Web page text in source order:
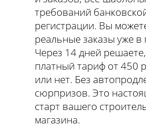
требований
регистрации. Вы
реальные заказы уже
Через 14 дней
платный тариф от 450
или нет. Без
сюрпризов. Это
старт вашего
магазина.